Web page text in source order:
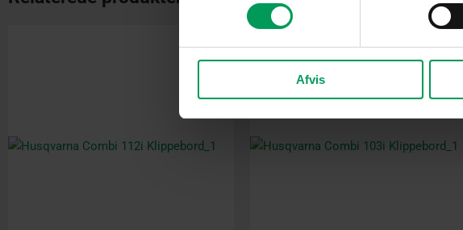
Afvis